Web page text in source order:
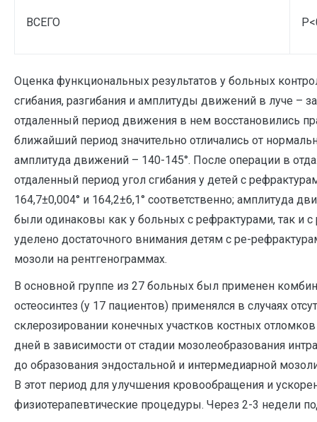
ВСЕГО
Оценка функциональных результатов у больных
сгибания, разгибания и амплитуды движений в луче –
отдаленный период движения в нем восстановились
ближайший период значительно отличались от
амплитуда движений – 140-145°. После операции в
отдаленный период угол сгибания у детей с
164,7±0,004° и 164,2±6,1° соответственно; амплитуда
были одинаковы как у больных с рефрактурами, так и
уделено достаточного внимания детям с ре-
мозоли на рентгенограммах.
В основной группе из 27 больных был применен
остеосинтез (у 17 пациентов) применялся в случаях
склерозировании конечных участков костных
дней в зависимости от стадии мозолеобразования
до образования эндостальной и интермедиарной
В этот период для улучшения кровообращения и
физиотерапевтические процедуры. Через 2-3 недели